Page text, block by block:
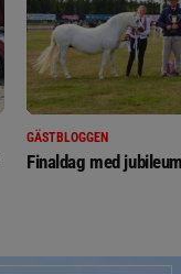
GÄSTBLOGGEN
Finaldag med